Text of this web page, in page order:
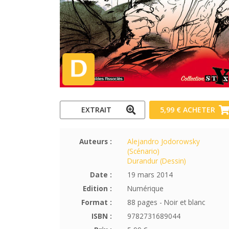
EXTRAIT 5,99 € ACHETER
Auteurs :
Alejandro Jodorowsky
(Scénario)
Durandur (Dessin)
Date :
19 mars 2014
Edition :
Numérique
Format :
88 pages - Noir et blanc
ISBN :
9782731689044